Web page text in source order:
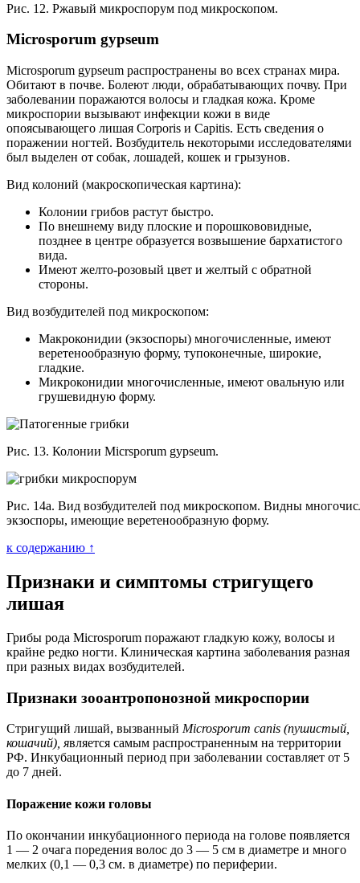
Рис. 12. Ржавый микроспорум под микроскопом.
Microsporum gypseum
Microsporum gypseum распространены во всех странах мира.
Обитают в почве. Болеют люди, обрабатывающих почву. При
заболевании поражаются волосы и гладкая кожа. Кроме
микроспории вызывают инфекции кожи в виде
опоясывающего лишая Сorporis и Capitis. Есть сведения о
поражении ногтей. Возбудитель некоторыми исследователями
был выделен от собак, лошадей, кошек и грызунов.
Вид колоний (макроскопическая картина):
Колонии грибов растут быстро.
По внешнему виду плоские и порошкововидные,
позднее в центре образуется возвышение бархатистого
вида.
Имеют желто-розовый цвет и желтый с обратной
стороны.
Вид возбудителей под микроскопом:
Макроконидии (экзоспоры) многочисленные, имеют
веретенообразную форму, тупоконечные, широкие,
гладкие.
Микроконидии многочисленные, имеют овальную или
грушевидную форму.
Рис. 13. Колонии Micrsporum gypseum.
Рис. 14а. Вид возбудителей под микроскопом. Видны
экзоспоры, имеющие веретенообразную форму.
к содержанию ↑
Признаки и симптомы стригущего
лишая
Грибы рода Microsporum поражают гладкую кожу, волосы и
крайне редко ногти. Клиническая картина заболевания разная
при разных видах возбудителей.
Признаки зооантропонозной микроспории
Стригущий лишай, вызванный Microsporum canis (пушистый,
кошачий), является самым распространенным на территории
РФ. Инкубационный период при заболевании составляет от 5
до 7 дней.
Поражение кожи головы
По окончании инкубационного периода на голове появляется
1 — 2 очага поредения волос до 3 — 5 см в диаметре и много
мелких (0,1 — 0,3 см. в диаметре) по периферии.